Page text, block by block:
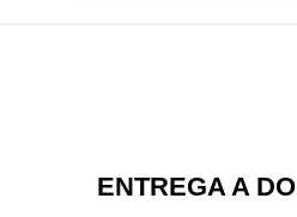
ENTREGA A